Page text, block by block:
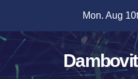
content
Mon. Aug